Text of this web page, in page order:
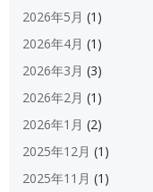
2026年5月 (1)
2026年4月 (1)
2026年3月 (3)
2026年2月 (1)
2026年1月 (2)
2025年12月 (1)
2025年11月 (1)